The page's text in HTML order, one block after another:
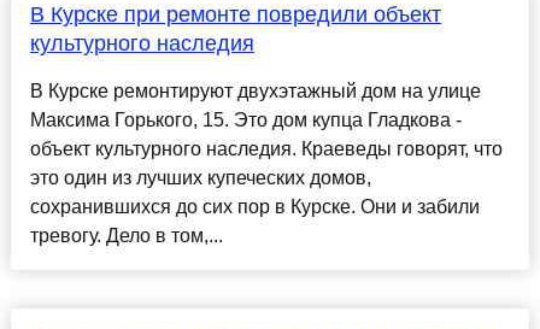
В Курске при ремонте повредили объект
культурного наследия
В Курске ремонтируют двухэтажный дом на улице
Максима Горького, 15. Это дом купца Гладкова -
объект культурного наследия. Краеведы говорят, что
это один из лучших купеческих домов,
сохранившихся до сих пор в Курске. Они и забили
тревогу. Дело в том,...